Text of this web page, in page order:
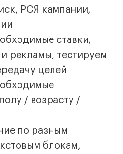
РСЯ кампании,
ставки,
рекламы, тестируем
целей
/ возрасту /
по разным
блокам,